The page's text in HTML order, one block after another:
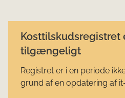
Kosttilskudsregistret
tilgængeligt
Registret er i en periode
grund af en opdatering af